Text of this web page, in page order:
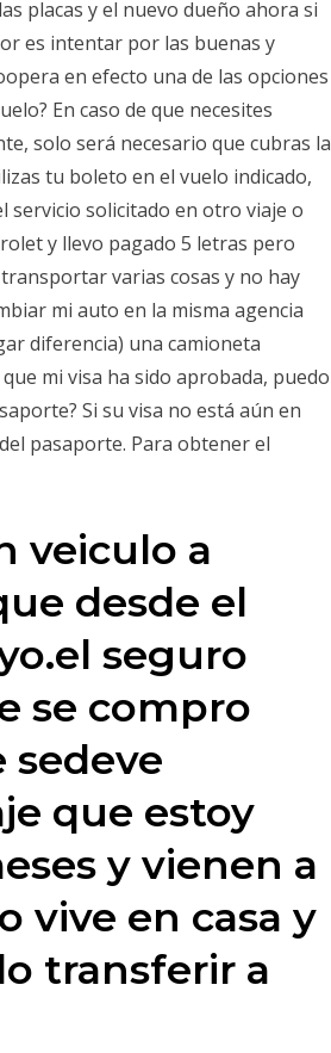
placas y el nuevo dueño ahora si
es intentar por las buenas y
en efecto una de las opciones
En caso de que necesites
solo será necesario que cubras la
tu boleto en el vuelo indicado,
servicio solicitado en otro viaje o
y llevo pagado 5 letras pero
varias cosas y no hay
mi auto en la misma agencia
diferencia) una camioneta
mi visa ha sido aprobada, puedo
Si su visa no está aún en
pasaporte. Para obtener el
veiculo a
desde el
seguro
se compro
sedeve
que estoy
y vienen a
vive en casa y
transferir a